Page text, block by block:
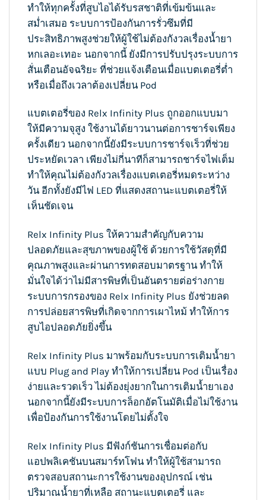
ทำให้ทุกครั้งที่สูบไอได้รับรสชาติที่เข้มข้นและ
สม่ำเสมอ ระบบการป้องกันการรั่วซึมที่มี
ประสิทธิภาพสูงช่วยให้ผู้ใช้ไม่ต้องกังวลเรื่องน้ำยา
หกเลอะเทอะ นอกจากนี้ ยังมีการปรับปรุงระบบการ
สั่นเตือนอัจฉริยะ ที่ช่วยแจ้งเตือนเมื่อแบตเตอรี่ต่ำ
หรือเมื่อถึงเวลาต้องเปลี่ยน Pod
แบตเตอรี่ของ Relx Infinity Plus ถูกออกแบบมา
ให้มีความจุสูง ใช้งานได้ยาวนานต่อการชาร์จเพียง
ครั้งเดียว นอกจากนี้ยังมีระบบการชาร์จเร็วที่ช่วย
ประหยัดเวลา เพียงไม่กี่นาทีก็สามารถชาร์จไฟเต็ม
ทำให้คุณไม่ต้องกังวลเรื่องแบตเตอรี่หมดระหว่าง
วัน อีกทั้งยังมีไฟ LED ที่แสดงสถานะแบตเตอรี่ให้
เห็นชัดเจน
Relx Infinity Plus ให้ความสำคัญกับความ
ปลอดภัยและสุขภาพของผู้ใช้ ด้วยการใช้วัสดุที่มี
คุณภาพสูงและผ่านการทดสอบมาตรฐาน ทำให้
มั่นใจได้ว่าไม่มีสารพิษที่เป็นอันตรายต่อร่างกาย
ระบบการกรองของ Relx Infinity Plus ยังช่วยลด
การปล่อยสารพิษที่เกิดจากการเผาไหม้ ทำให้การ
สูบไอปลอดภัยยิ่งขึ้น
Relx Infinity Plus มาพร้อมกับระบบการเติมน้ำยา
แบบ Plug and Play ทำให้การเปลี่ยน Pod เป็นเรื่อง
ง่ายและรวดเร็ว ไม่ต้องยุ่งยากในการเติมน้ำยาเอง
นอกจากนี้ยังมีระบบการล็อกอัตโนมัติเมื่อไม่ใช้งาน
เพื่อป้องกันการใช้งานโดยไม่ตั้งใจ
Relx Infinity Plus มีฟังก์ชันการเชื่อมต่อกับ
แอปพลิเคชันบนสมาร์ทโฟน ทำให้ผู้ใช้สามารถ
ตรวจสอบสถานะการใช้งานของอุปกรณ์ เช่น
ปริมาณน้ำยาที่เหลือ สถานะแบตเตอรี่ และ